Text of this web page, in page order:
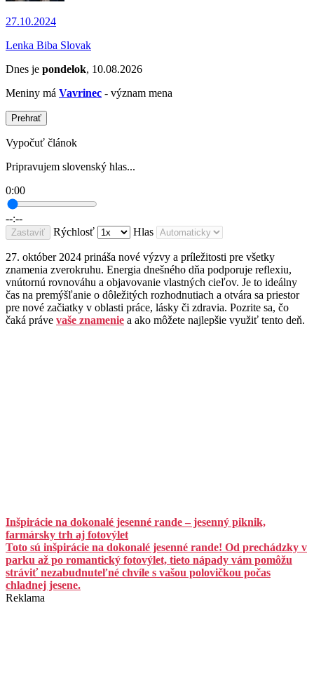
27.10.2024
Lenka Biba Slovak
Dnes je pondelok, 10.08.2026
Meniny má Vavrinec - význam mena
Prehrať
Vypočuť článok
Pripravujem slovenský hlas...
0:00
--:--
Zastaviť Rýchlosť Hlas
27. október 2024 prináša nové výzvy a príležitosti pre všetky
znamenia zverokruhu. Energia dnešného dňa podporuje reflexiu,
vnútornú rovnováhu a objavovanie vlastných cieľov. Je to ideálny
čas na premýšľanie o dôležitých rozhodnutiach a otvára sa priestor
pre nové začiatky v oblasti práce, lásky či zdravia. Pozrite sa, čo
čaká práve vaše znamenie a ako môžete najlepšie využiť tento deň.
Inšpirácie na dokonalé jesenné rande – jesenný piknik,
farmársky trh aj fotovýlet
Toto sú inšpirácie na dokonalé jesenné rande! Od prechádzky v
parku až po romantický fotovýlet, tieto nápady vám pomôžu
stráviť nezabudnuteľné chvíle s vašou polovičkou počas
chladnej jesene.
Reklama